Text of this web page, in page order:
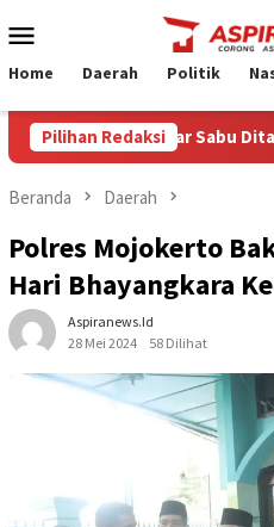
ke
Mobile
Home Daerah Politik
Pilihan Redaksi
Pengedar Sabu
Beranda Daerah
Polres Mojokerto
Hari Bhayangkara
Aspiranews.id
28 Mei 2024
58 Dilihat